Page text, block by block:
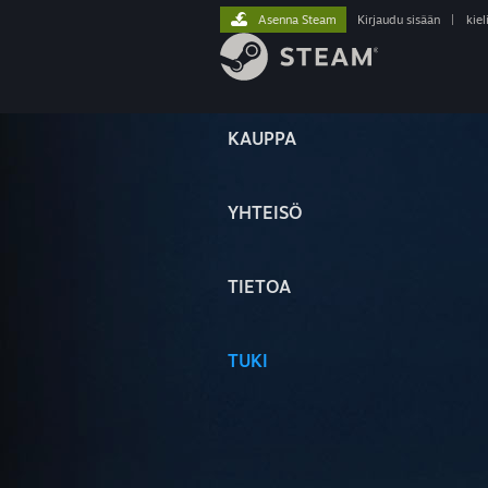
KAUPPA
YHTEISÖ
TIETOA
TUKI
Asenna Steam Kirjaudu sisään kieli